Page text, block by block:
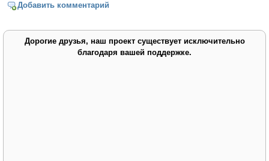
Добавить комментарий
Дорогие друзья, наш проект существует исключительно
благодаря вашей поддержке.